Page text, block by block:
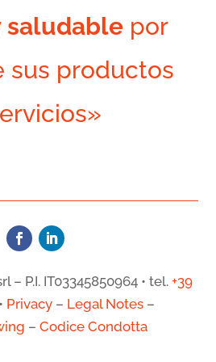
saludablepor
sus productos
– P.I. IT03345850964 • tel. +39
• Privacy – Legal Notes –
– Codice Condotta